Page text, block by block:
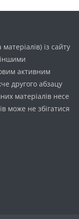
із сайту
активним
другого абзацу
матеріалів несе
може не збігатися